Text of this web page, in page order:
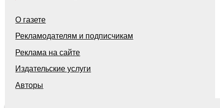
О газете
Рекламодателям и подписчикам
Реклама на сайте
Издательские услуги
Авторы